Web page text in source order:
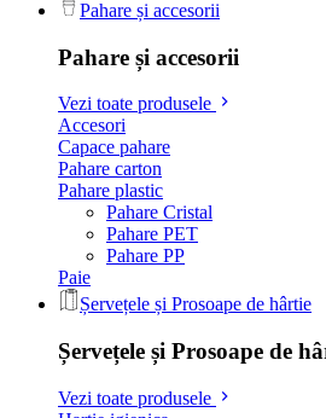
Pahare și accesorii
Pahare și accesorii
Vezi toate produsele
Accesori
Capace pahare
Pahare carton
Pahare plastic
Pahare Cristal
Pahare PET
Pahare PP
Paie
Șervețele și Prosoape de hârtie
Șervețele și Prosoape de
Vezi toate produsele